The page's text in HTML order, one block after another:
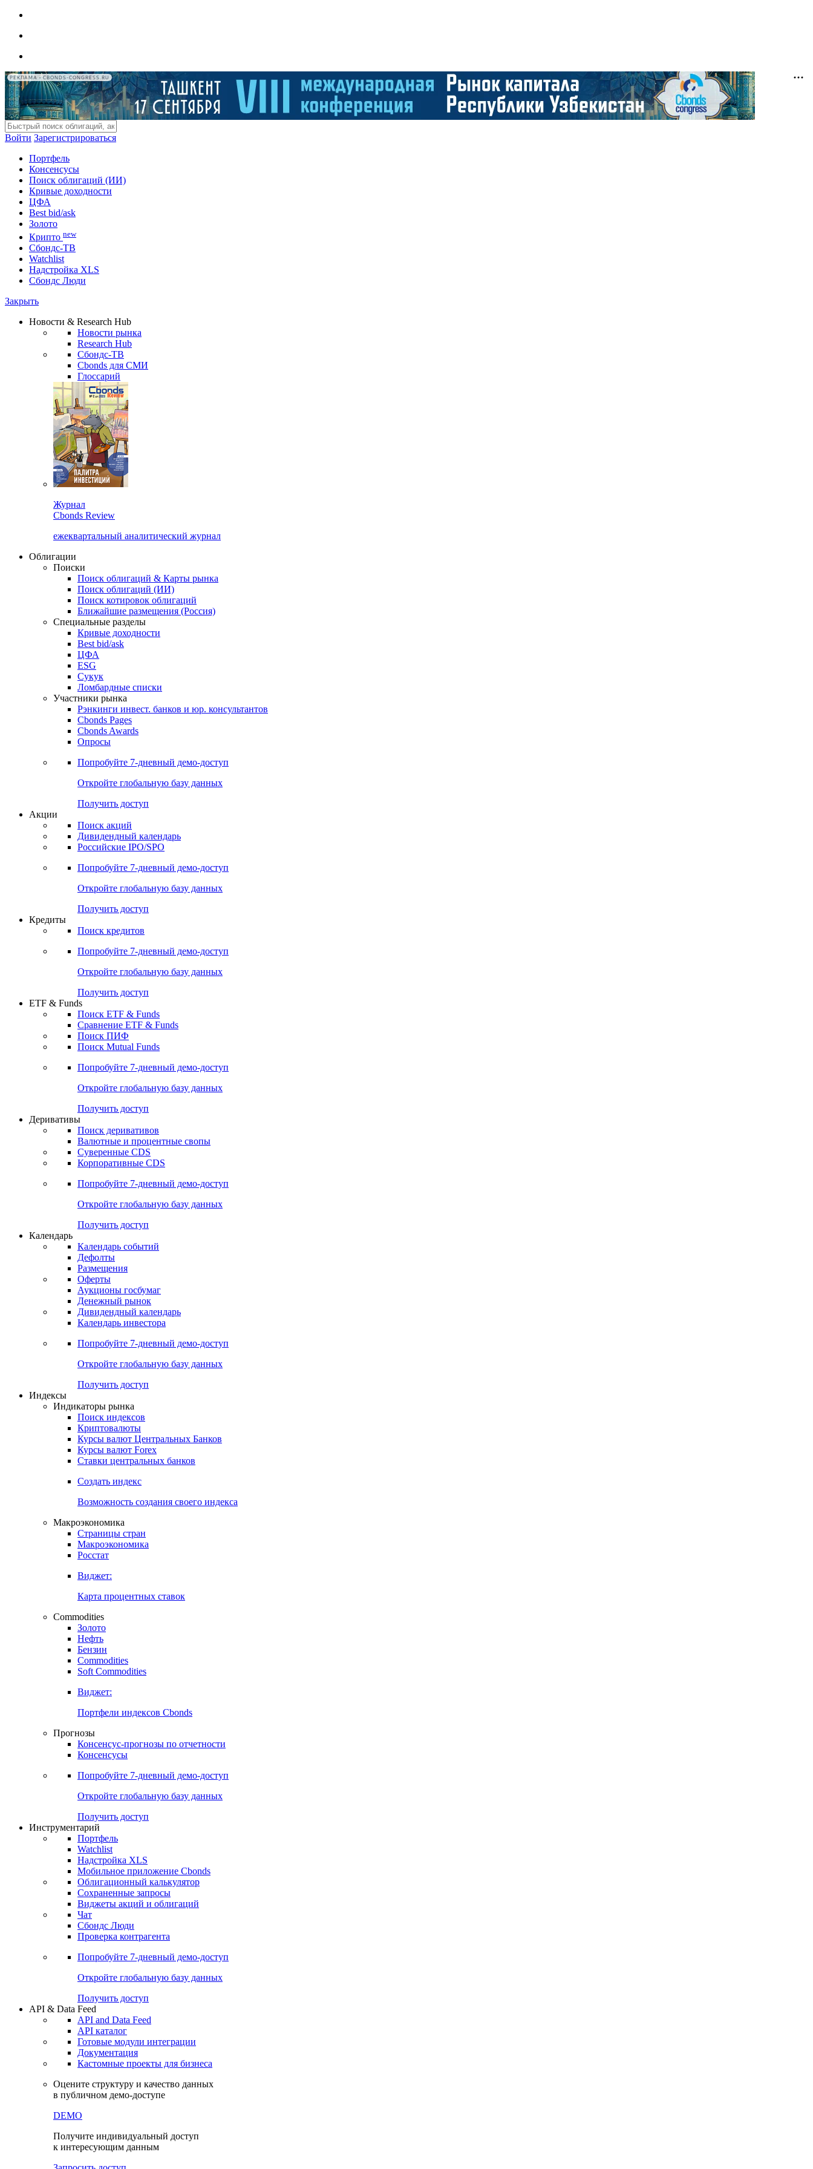
РЕКЛАМА • CBONDS-CONGRESS.RU
Войти Зарегистрироваться
Портфель
Консенсусы
Поиск облигаций (ИИ)
Кривые доходности
ЦФА
Best bid/ask
Золото
Крипто new
Сбондс-ТВ
Watchlist
Надстройка XLS
Сбондс Люди
Закрыть
Новости & Research Hub
Новости рынка
Research Hub
Сбондс-ТВ
Cbonds для СМИ
Глоссарий
Журнал
Cbonds Review
ежеквартальный аналитический журнал
Облигации
Поиски
Поиск облигаций & Карты рынка
Поиск облигаций (ИИ)
Поиск котировок облигаций
Ближайшие размещения (Россия)
Специальные разделы
Кривые доходности
Best bid/ask
ЦФА
ESG
Сукук
Ломбардные списки
Участники рынка
Рэнкинги инвест. банков и юр. консультантов
Cbonds Pages
Cbonds Awards
Опросы
Попробуйте 7-дневный демо-доступ
Откройте глобальную базу данных
Получить доступ
Акции
Поиск акций
Дивидендный календарь
Российские IPO/SPO
Попробуйте 7-дневный демо-доступ
Откройте глобальную базу данных
Получить доступ
Кредиты
Поиск кредитов
Попробуйте 7-дневный демо-доступ
Откройте глобальную базу данных
Получить доступ
ETF & Funds
Поиск ETF & Funds
Сравнение ETF & Funds
Поиск ПИФ
Поиск Mutual Funds
Попробуйте 7-дневный демо-доступ
Откройте глобальную базу данных
Получить доступ
Деривативы
Поиск деривативов
Валютные и процентные свопы
Суверенные CDS
Корпоративные CDS
Попробуйте 7-дневный демо-доступ
Откройте глобальную базу данных
Получить доступ
Календарь
Календарь событий
Дефолты
Размещения
Оферты
Аукционы госбумаг
Денежный рынок
Дивидендный календарь
Календарь инвестора
Попробуйте 7-дневный демо-доступ
Откройте глобальную базу данных
Получить доступ
Индексы
Индикаторы рынка
Поиск индексов
Криптовалюты
Курсы валют Центральных Банков
Курсы валют Forex
Ставки центральных банков
Создать индекс
Возможность создания своего индекса
Макроэкономика
Страницы стран
Макроэкономика
Росстат
Виджет:
Карта процентных ставок
Commodities
Золото
Нефть
Бензин
Commodities
Soft Commodities
Виджет:
Портфели индексов Cbonds
Прогнозы
Консенсус-прогнозы по отчетности
Консенсусы
Попробуйте 7-дневный демо-доступ
Откройте глобальную базу данных
Получить доступ
Инструментарий
Портфель
Watchlist
Надстройка XLS
Мобильное приложение Cbonds
Облигационный калькулятор
Сохраненные запросы
Виджеты акций и облигаций
Чат
Сбондс Люди
Проверка контрагента
Попробуйте 7-дневный демо-доступ
Откройте глобальную базу данных
Получить доступ
API & Data Feed
API and Data Feed
API каталог
Готовые модули интеграции
Документация
Кастомные проекты для бизнеса
Оцените структуру и качество данных
в публичном демо-доступе
DEMO
Получите индивидуальный доступ
к интересующим данным